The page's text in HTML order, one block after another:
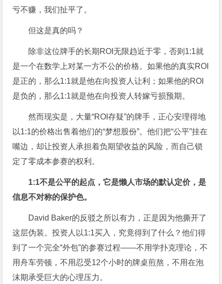
亏不赚，我们扯平了。
但这是真的吗？
除非这位牌手的长期ROI无限趋近于零，否则1:1就
是一个在数学上对某一方不公的价格。如果他的真实ROI
是正的，那么1:1就是他在向投资人让利；如果他的ROI
是负的，那么1:1就是他在向投资人转嫁亏损预期。
然而现实是，大量“ROI存疑”的牌手，正心安理得地
以1:1的价格出售着他们的“梦想股份”。他们把“公平”挂在
嘴边，却让投资人承担着负期望收益的风险，而自己锁
定了零成本参赛的权利。
1:1不是公平的起点，它是懒人市场的默认定价，是
信息不对称的保护色。
David Baker的反驳之所以有力，正是因为他撕开了
这层伪装。投资人以1:1买入，究竟得到了什么？他们得
到了一个完全“外包”的参赛过程——不用学扑克理论，不
用舟车劳顿，不用忍受12个小时的牌桌煎熬，不用在泡
沫期承受巨大的心理压力。